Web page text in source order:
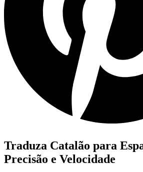
Traduza Catalão para
Precisão e Velocidade